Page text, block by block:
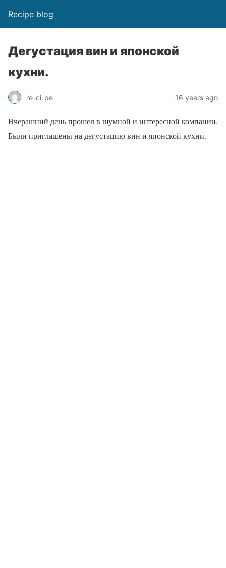
Recipe blog
Дегустация вин и японской
кухни.
re-ci-pe 16 years ago
Вчерашний день прошел в шумной и интересной компании.
Были приглашены на дегустацию вин и японской кухни.